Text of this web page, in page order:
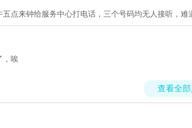
点来钟给服务中心打电话，三个号码均无人接听，
，唉
查看全